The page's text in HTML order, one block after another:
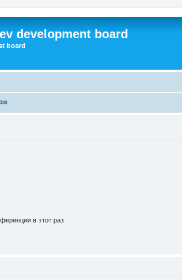
development board
board
в этот раз